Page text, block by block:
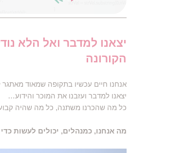
יצאנו למדבר ואל הלא
הקורונה
אנחנו חיים עכשיו בתקופה שמאוד
יצאנו למדבר ועזבנו את המוכר והידוע…
כל מה שהכרנו משתנה, כל מה שהיה
​​מה אנחנו, כמנהלים, יכולים לעשות